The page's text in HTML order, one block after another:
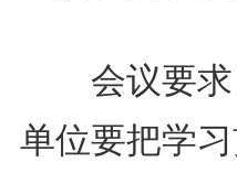
会议要求
单位要把学